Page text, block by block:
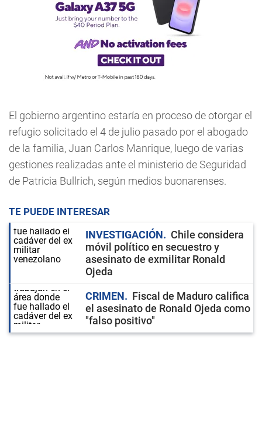
El gobierno argentino estaría en proceso de otorgar el
refugio solicitado el 4 de julio pasado por el abogado
de la familia, Juan Carlos Manrique, luego de varias
gestiones realizadas ante el ministerio de Seguridad
de Patricia Bullrich, según medios buonarenses.
TE PUEDE INTERESAR
INVESTIGACIÓN
Chile considera
móvil político en secuestro y
asesinato de exmilitar Ronald
Ojeda
CRIMEN
Fiscal de Maduro califica
el asesinato de Ronald Ojeda como
"falso positivo"